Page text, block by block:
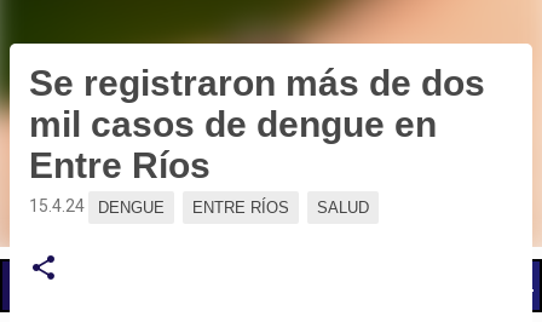
📢 LO ÚLTIMO
Se registraron más de dos
mil casos de dengue en
Entre Ríos
15.4.24 DENGUE ENTRE RÍOS SALUD